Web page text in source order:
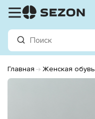
Главная Женская обувь